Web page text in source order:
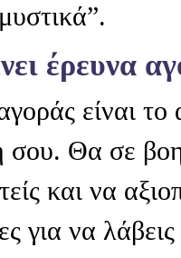
έρευνα
είναι το
σου. Θα σε
και να
για να